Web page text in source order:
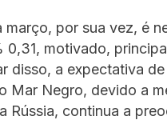
por sua vez, é
0,31, motivado,
disso, a expectativa
Mar Negro, devido a
Rússia, continua a